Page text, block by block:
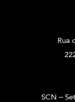
Rua
SCN –